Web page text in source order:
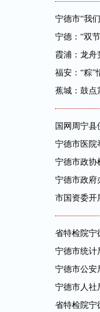
宁德市“我
宁德：“双
霞浦：龙舟
福安：“粽”
蕉城：鼓点
国网周宁县
宁德市医院
宁德市政协
宁德市政府
市国资委开
省特检院宁
宁德市统计
宁德市公安
宁德市人社
省特检院宁